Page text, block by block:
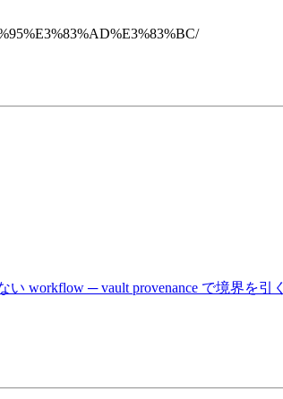
workflow ─ vault provenance で境界を引く